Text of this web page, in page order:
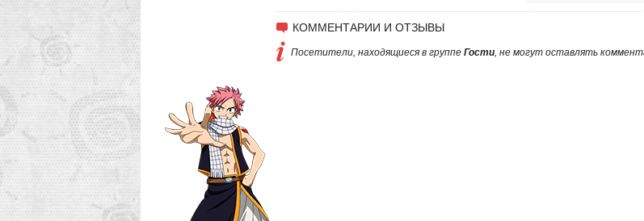
КОММЕНТАРИИ И ОТЗЫВЫ
Посетители, находящиеся в группе Гости , не могут оставлять